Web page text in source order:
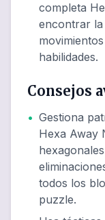
completa
encontrar la
habilidades.
Consejos
• Gestiona
Hexa Away
todos los
puzzle.